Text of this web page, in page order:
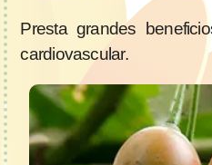
Presta grandes
cardiovascular.